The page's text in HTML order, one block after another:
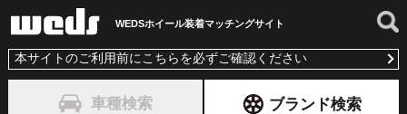
WEDSホイール装着マッチングサイト
本サイトのご利用前にこちらを必ずご確認ください
車種検索 ブランド検索